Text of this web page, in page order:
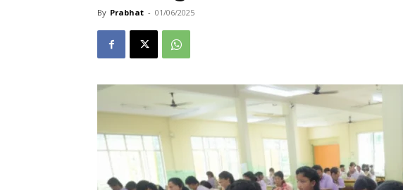
By Prabhat - 01/06/2025